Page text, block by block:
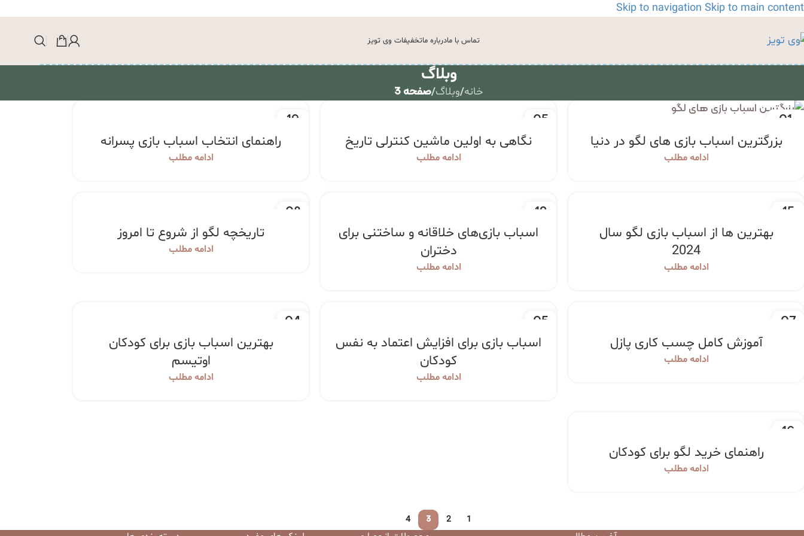
Skip to navigation Skip to main content
تماس با مادرباره ماتخفیفات وی تویز
وبلاگ
خانه/وبلاگ/صفحه 3
01
بزرگترین اسباب بازی های لگو در دنیا
ادامه مطلب
05
نگاهی به اولین ماشین کنترلی تاریخ
ادامه مطلب
19
راهنمای انتخاب اسباب بازی پسرانه
ادامه مطلب
15
بهترین ها از اسباب بازی لگو سال
2024
ادامه مطلب
12
اسباب بازی‌های خلاقانه و ساختنی برای
دختران
ادامه مطلب
08
تاریخچه لگو از شروع تا امروز
ادامه مطلب
07
آموزش کامل چسب کاری پازل
ادامه مطلب
05
اسباب بازی برای افزایش اعتماد به نفس
کودکان
ادامه مطلب
04
بهترین اسباب بازی برای کودکان
اوتیسم
ادامه مطلب
16
راهنمای خرید لگو برای کودکان
ادامه مطلب
1
2
3
4